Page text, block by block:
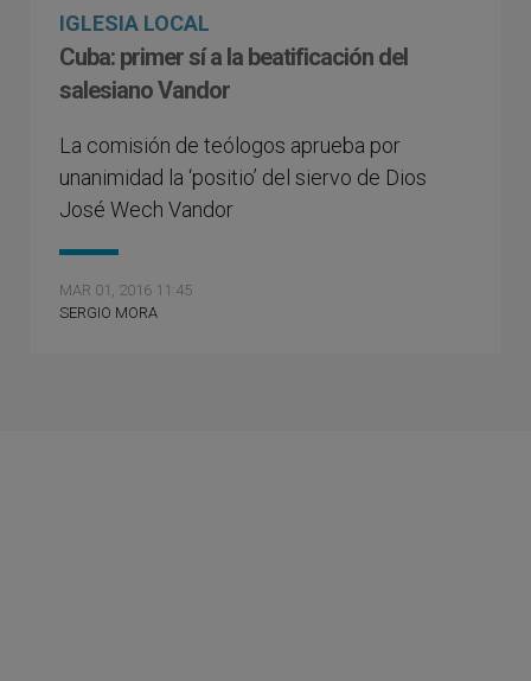
IGLESIA LOCAL
Cuba: primer sí a la beatificación del
salesiano Vandor
La comisión de teólogos aprueba por
unanimidad la ‘positio’ del siervo de Dios
José Wech Vandor
MAR 01, 2016 11:45
SERGIO MORA